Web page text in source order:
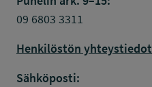
09 6803 3311
Henkilöstön yhteystiedot
Sähköposti: